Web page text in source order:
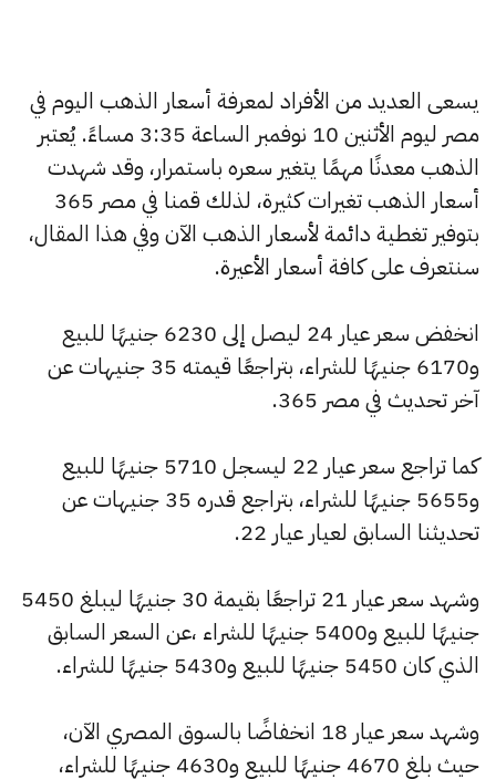
يسعى العديد من الأفراد لمعرفة أسعار الذهب اليوم في
مصر ليوم الأثنين 10 نوفمبر الساعة 3:35 مساءً. يُعتبر
الذهب معدنًا مهمًا يتغير سعره باستمرار، وقد شهدت
أسعار الذهب تغيرات كثيرة، لذلك قمنا في مصر 365
بتوفير تغطية دائمة لأسعار الذهب الآن وفي هذا المقال،
سنتعرف على كافة أسعار الأعيرة.
انخفض سعر عيار 24 ليصل إلى 6230 جنيهًا للبيع
و6170 جنيهًا للشراء، بتراجعًا قيمته 35 جنيهات عن
آخر تحديث في مصر 365.
كما تراجع سعر عيار 22 ليسجل 5710 جنيهًا للبيع
و5655 جنيهًا للشراء، بتراجع قدره 35 جنيهات عن
تحديثنا السابق لعيار عيار 22.
وشهد سعر عيار 21 تراجعًا بقيمة 30 جنيهًا ليبلغ 5450
جنيهًا للبيع و5400 جنيهًا للشراء ،عن السعر السابق
الذي كان 5450 جنيهًا للبيع و5430 جنيهًا للشراء.
وشهد سعر عيار 18 انخفاضًا بالسوق المصري الآن،
حيث بلغ 4670 جنيهًا للبيع و4630 جنيهًا للشراء،